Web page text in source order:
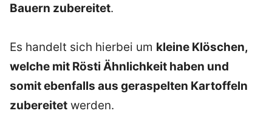
Bauern zubereitet.
Es handelt sich hierbei um kleine Klöschen,
welche mit Rösti Ähnlichkeit haben und
somit ebenfalls aus geraspelten Kartoffeln
zubereitet werden.